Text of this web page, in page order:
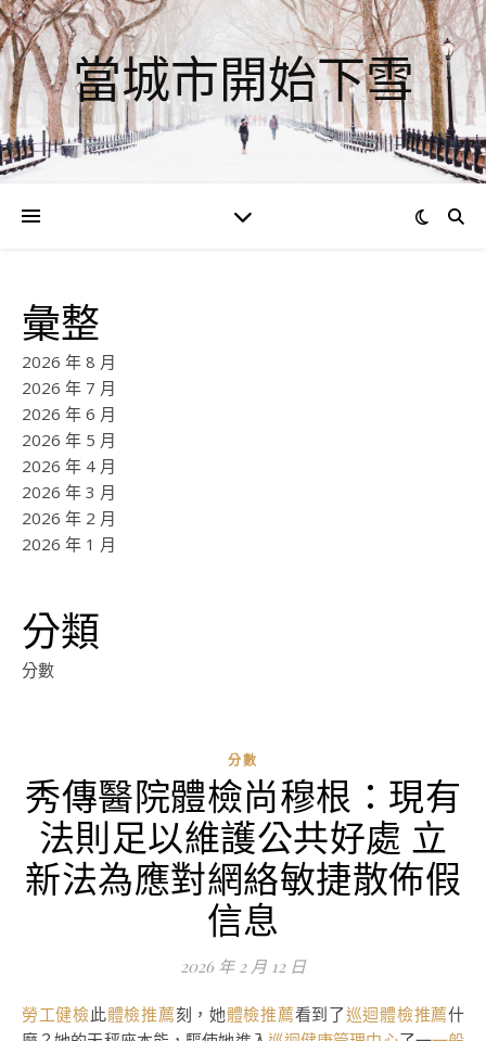
當城市開始下雪
彙整
2026 年 8 月
2026 年 7 月
2026 年 6 月
2026 年 5 月
2026 年 4 月
2026 年 3 月
2026 年 2 月
2026 年 1 月
分類
分數
分數
秀傳醫院體檢尚穆根：現有
法則足以維護公共好處 立
新法為應對網絡敏捷散佈假
信息
2026 年 2 月 12 日
勞工健檢此體檢推薦刻，她體檢推薦看到了巡迴體檢推薦什